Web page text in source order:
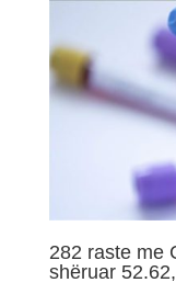
282 raste me
shëruar